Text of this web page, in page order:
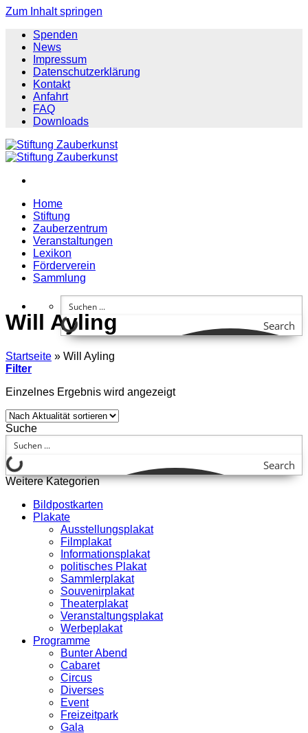
Zum Inhalt springen
Spenden
News
Impressum
Datenschutzerklärung
Kontakt
Anfahrt
FAQ
Downloads
Home
Stiftung
Zauberzentrum
Veranstaltungen
Lexikon
Förderverein
Sammlung
Search
Will Ayling
Startseite » Will Ayling
Filter
Einzelnes Ergebnis wird angezeigt
Suche
Search
Weitere Kategorien
Bildpostkarten
Plakate
Ausstellungsplakat
Filmplakat
Informationsplakat
politisches Plakat
Sammlerplakat
Souvenirplakat
Theaterplakat
Veranstaltungsplakat
Werbeplakat
Programme
Bunter Abend
Cabaret
Circus
Diverses
Event
Freizeitpark
Gala